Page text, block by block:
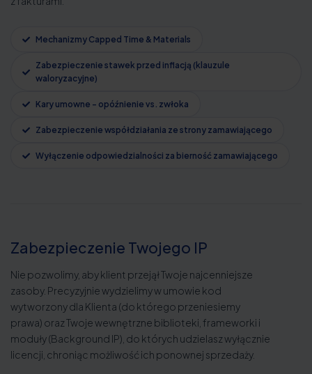
Mechanizmy Capped Time & Materials
Zabezpieczenie stawek przed inflacją (klauzule
waloryzacyjne)
Kary umowne - opóźnienie vs. zwłoka
Zabezpieczenie współdziałania ze strony zamawiającego
Wyłączenie odpowiedzialności za bierność zamawiającego
Zabezpieczenie Twojego IP
Nie pozwolimy, aby klient przejął Twoje najcenniejsze
zasoby. Precyzyjnie wydzielimy w umowie kod
wytworzony dla Klienta (do którego przeniesiemy
prawa) oraz Twoje wewnętrzne biblioteki, frameworki i
moduły (Background IP), do których udzielasz wyłącznie
licencji, chroniąc możliwość ich ponownej sprzedaży.